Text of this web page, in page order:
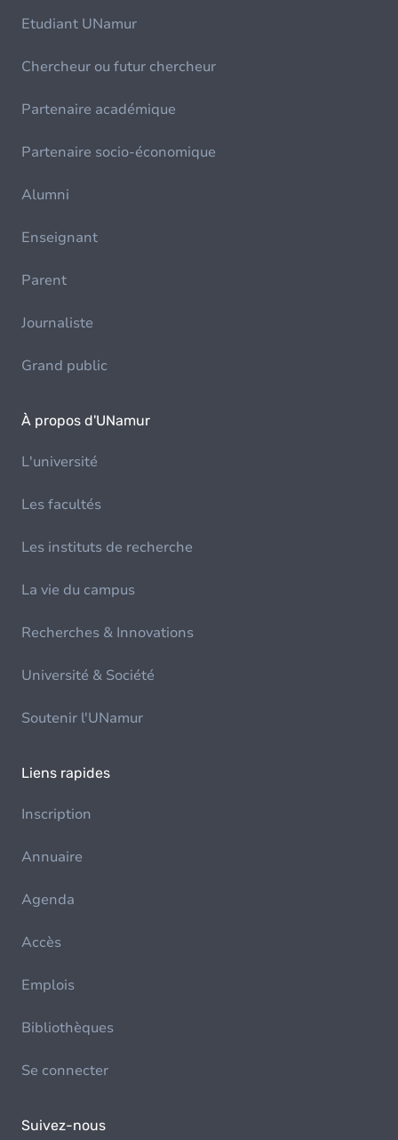
Etudiant UNamur
Chercheur ou futur chercheur
Partenaire académique
Partenaire socio-économique
Alumni
Enseignant
Parent
Journaliste
Grand public
À propos d'UNamur
L'université
Les facultés
Les instituts de recherche
La vie du campus
Recherches & Innovations
Université & Société
Soutenir l'UNamur
Liens rapides
Inscription
Annuaire
Agenda
Accès
Emplois
Bibliothèques
Se connecter
Suivez-nous